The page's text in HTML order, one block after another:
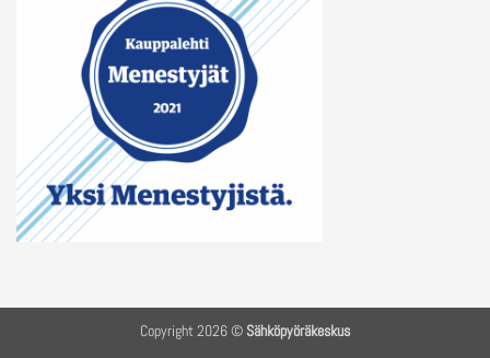
Copyright 2026 © Sähköpyöräkeskus